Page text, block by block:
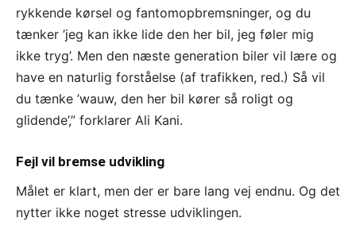
rykkende kørsel og fantomopbremsninger, og du
tænker ’jeg kan ikke lide den her bil, jeg føler mig
ikke tryg’. Men den næste generation biler vil lære og
have en naturlig forståelse (af trafikken, red.) Så vil
du tænke ’wauw, den her bil kører så roligt og
glidende’,” forklarer Ali Kani.
Fejl vil bremse udvikling
Målet er klart, men der er bare lang vej endnu. Og det
nytter ikke noget stresse udviklingen.